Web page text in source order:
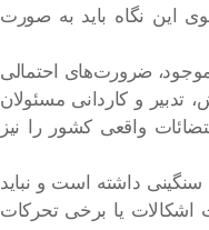
این نگاه باید به صورت
ضرورت‌های احتمالی
تدبیر و کاردانی مسئولان
واقعی کشور را نیز
سنگینی داشته است و نباید
اشکالات یا برخی تحرکات